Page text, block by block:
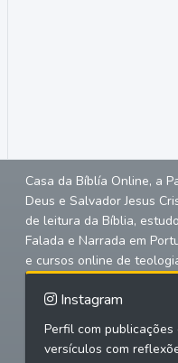
Casa da Bíblía Online, a
Deus e Salvador Jesus
de leitura da Bíblia,
Falada e Narrada em
e cursos online de
Instagram
Perfil com
versículos com